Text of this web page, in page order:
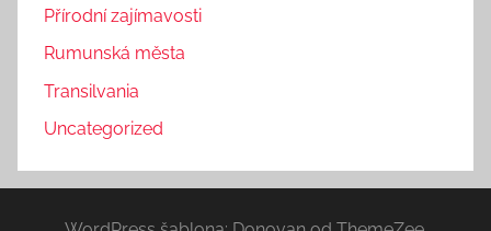
Přírodní zajímavosti
Rumunská města
Transilvania
Uncategorized